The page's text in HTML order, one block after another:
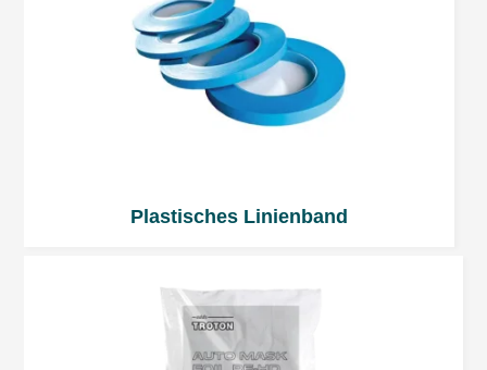
Plastisches Linienband